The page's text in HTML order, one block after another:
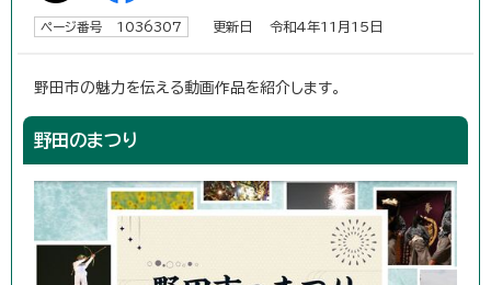
ページ番号 1036307 更新日 令和4年11月15日
野田市の魅力を伝える動画作品を紹介します。
野田のまつり